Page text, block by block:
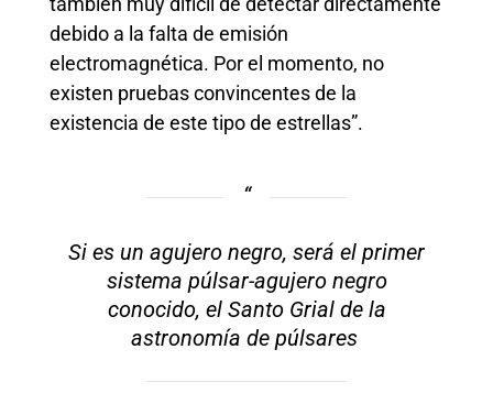
debido a la falta de emisión
electromagnética. Por el momento, no
existen pruebas convincentes de la
existencia de este tipo de estrellas”.
Si es un agujero negro, será el primer
sistema púlsar-agujero negro
conocido, el Santo Grial de la
astronomía de púlsares